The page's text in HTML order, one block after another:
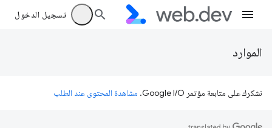
تسجيل الدخول
الموارد
نشكرك على متابعة مؤتمر Google I/O. مشاهدة المحتوى عند الطلب